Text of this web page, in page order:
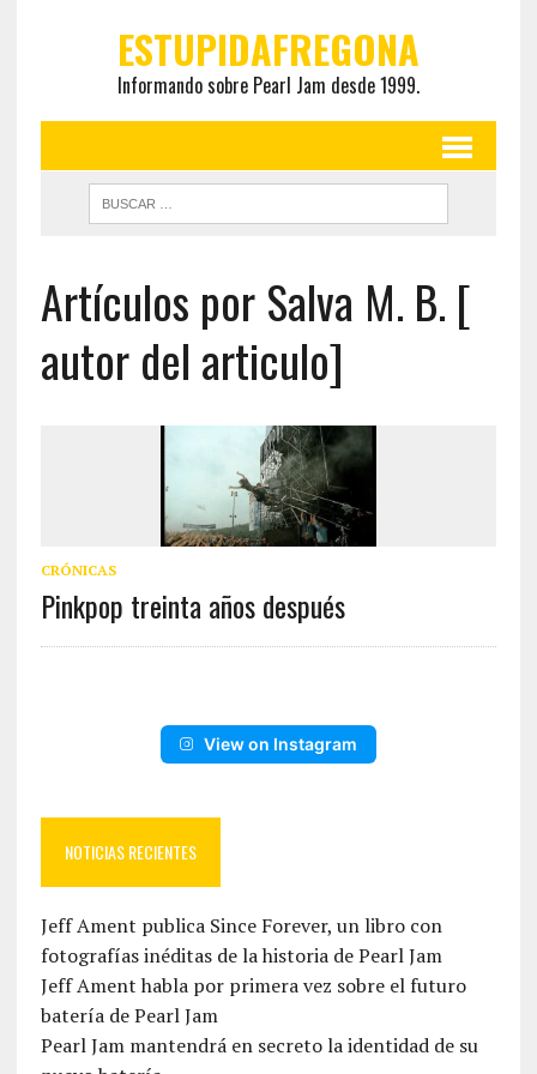
ESTUPIDAFREGONA
Informando sobre Pearl Jam desde 1999.
Artículos por Salva M. B. [
autor del articulo]
CRÓNICAS
Pinkpop treinta años después
View on Instagram
NOTICIAS RECIENTES
Jeff Ament publica Since Forever, un libro con
fotografías inéditas de la historia de Pearl Jam
Jeff Ament habla por primera vez sobre el futuro
batería de Pearl Jam
Pearl Jam mantendrá en secreto la identidad de su